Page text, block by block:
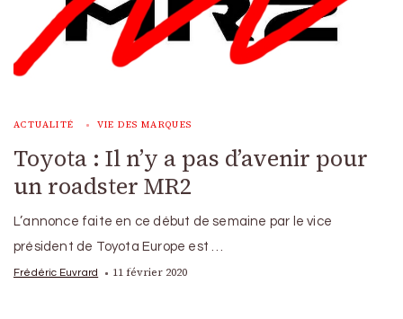
ACTUALITÉ VIE DES MARQUES
Toyota : Il n’y a pas d’avenir pour
un roadster MR2
L’annonce faite en ce début de semaine par le vice
président de Toyota Europe est …
Frédéric Euvrard 11 février 2020